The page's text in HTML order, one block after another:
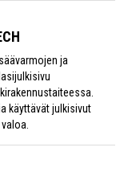
ja
käyttävät julkisivut